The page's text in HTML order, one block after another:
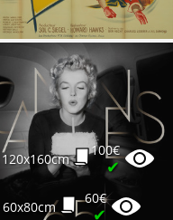
120x160cm
100€
✔
60x80cm
60€
✔